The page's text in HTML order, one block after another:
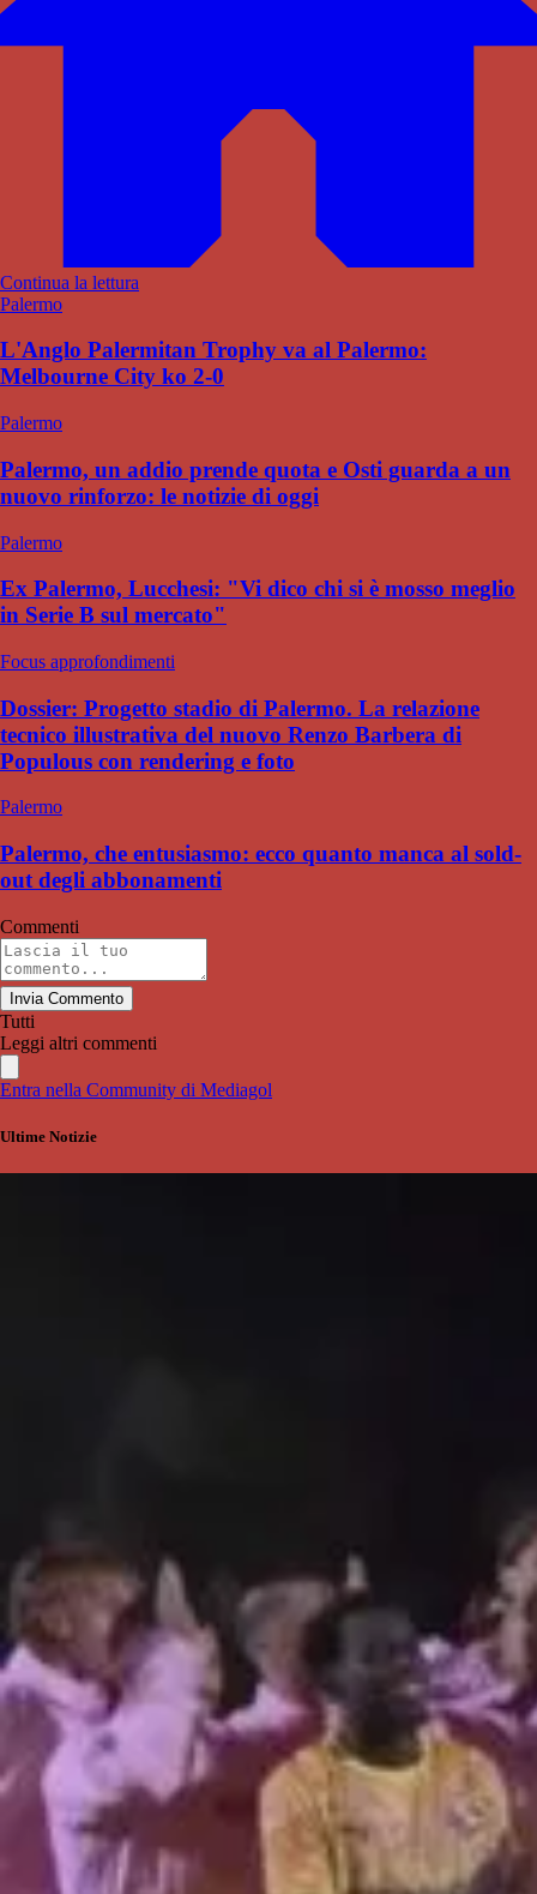
Continua la lettura
Palermo
L'Anglo Palermitan Trophy va al Palermo:
Melbourne City ko 2-0
Palermo
Palermo, un addio prende quota e Osti guarda a un
nuovo rinforzo: le notizie di oggi
Palermo
Ex Palermo, Lucchesi: "Vi dico chi si è mosso meglio
in Serie B sul mercato"
Focus approfondimenti
Dossier: Progetto stadio di Palermo. La relazione
tecnico illustrativa del nuovo Renzo Barbera di
Populous con rendering e foto
Palermo
Palermo, che entusiasmo: ecco quanto manca al sold-
out degli abbonamenti
Commenti
Invia Commento
Tutti
Leggi altri commenti
Entra nella Community di Mediagol
Ultime Notizie